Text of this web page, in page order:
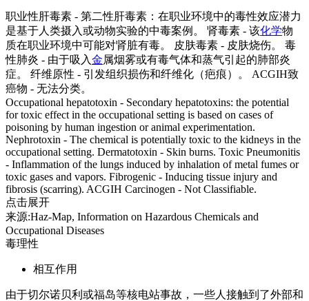
职业性肝毒素 - 第二性肝毒素：在职业环境中的毒性效应潜力
是基于人类摄入或动物实验的中毒案例。 肾毒素 - 该化学物
质在职业环境中可能对肾脏有毒。 皮肤毒素 - 皮肤烧伤。 毒
性肺炎 - 由于吸入金属烟雾或有毒气体和蒸气引起的肺部炎
症。 纤维原性 - 引发组织损伤和纤维化（疤痕）。 ACGIH致
癌物 - 无法分类。
Occupational hepatotoxin - Secondary hepatotoxins: the potential
for toxic effect in the occupational setting is based on cases of
poisoning by human ingestion or animal experimentation.
Nephrotoxin - The chemical is potentially toxic to the kidneys in the
occupational setting. Dermatotoxin - Skin burns. Toxic Pneumonitis
- Inflammation of the lungs induced by inhalation of metal fumes or
toxic gases and vapors. Fibrogenic - Inducing tissue injury and
fibrosis (scarring). ACGIH Carcinogen - Not Classifiable.
点击展开
来源:Haz-Map, Information on Hazardous Chemicals and
Occupational Diseases
毒理性
相互作用
由于切尔诺贝利或福岛等核电站事故，一些人接触到了外部和